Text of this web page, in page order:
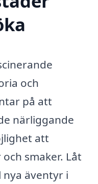
och
på att
närliggande
att
smaker. Låt
äventyr i